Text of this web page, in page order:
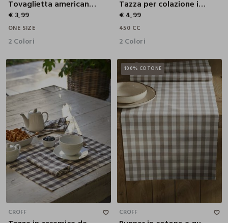
Tovaglietta americana a quadretti
€ 3,99
ONE SIZE
2 Colori
Tazza per colazione in gres
€ 4,99
450 CC
2 Colori
CROFF
100% COTONE
CROFF